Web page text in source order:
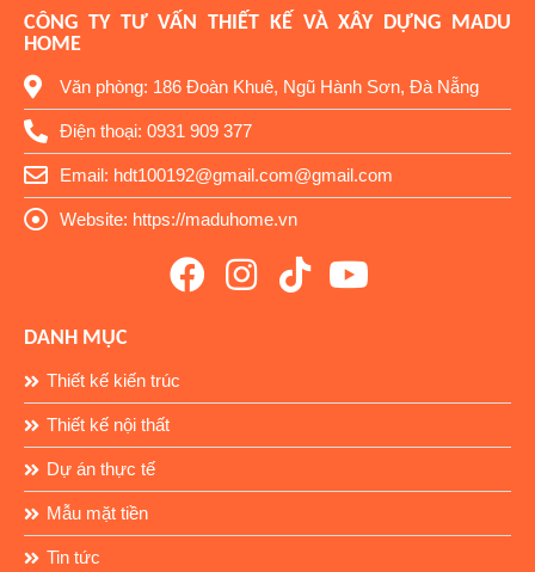
CÔNG TY TƯ VẤN THIẾT KẾ VÀ XÂY DỰNG MADU
HOME
Văn phòng: 186 Đoàn Khuê, Ngũ Hành Sơn, Đà Nẵng
Điện thoại: 0931 909 377
Email: hdt100192@gmail.com@gmail.com
Website: https://maduhome.vn
DANH MỤC
Thiết kế kiến trúc
Thiết kế nội thất
Dự án thực tế
Mẫu mặt tiền
Tin tức